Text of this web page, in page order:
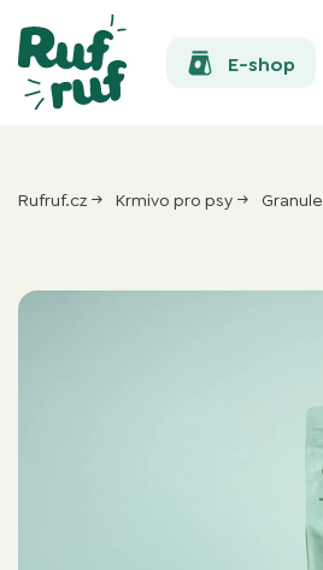
E-shop
Rufruf.cz Krmivo pro psy Granule